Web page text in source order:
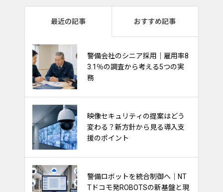
最近の記事 おすすめ記事
警備会社のシニア採用｜雇用率8
3.1％の調査から考える5つの実
務
映像セキュリティの提案はどう
変わる？新方針から見る導入支
援のポイント
警備ロボットを統合制御へ｜NT
Tドコモ発ROBOTSの新基盤と現
熱中症対策は“一律支給”から“現
場に合わせて選ぶ”時代へ｜最新
動向から見る警備会社の備え
警備採用で注目される「給与前
払い制度」｜求人訴求・定着支
援に活用するポイント
交通誘導警備は“経験”から“デー
タ活用”へ｜DENNOUリサーチが